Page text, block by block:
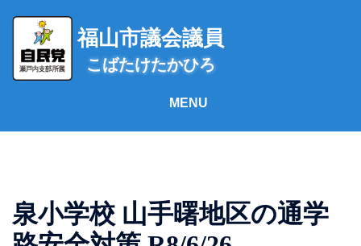
ス
福山市議会議員
こばたけたかひろ
泉小学校 山手曙地区の通学